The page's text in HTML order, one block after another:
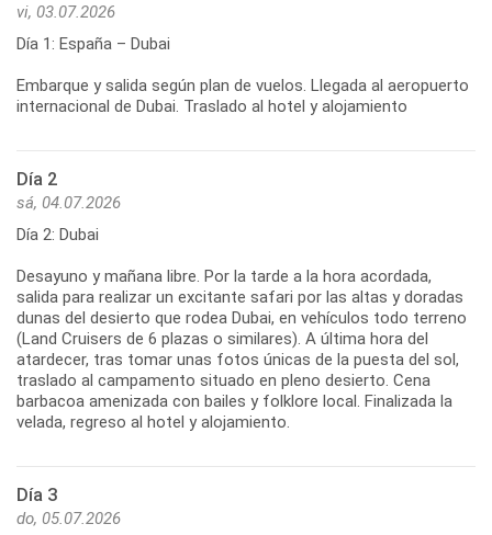
vi, 03.07.2026
Día 1: España – Dubai
Embarque y salida según plan de vuelos. Llegada al aeropuerto
internacional de Dubai. Traslado al hotel y alojamiento
Día 2
sá, 04.07.2026
Día 2: Dubai
Desayuno y mañana libre. Por la tarde a la hora acordada,
salida para realizar un excitante safari por las altas y doradas
dunas del desierto que rodea Dubai, en vehículos todo terreno
(Land Cruisers de 6 plazas o similares). A última hora del
atardecer, tras tomar unas fotos únicas de la puesta del sol,
traslado al campamento situado en pleno desierto. Cena
barbacoa amenizada con bailes y folklore local. Finalizada la
velada, regreso al hotel y alojamiento.
Día 3
do, 05.07.2026